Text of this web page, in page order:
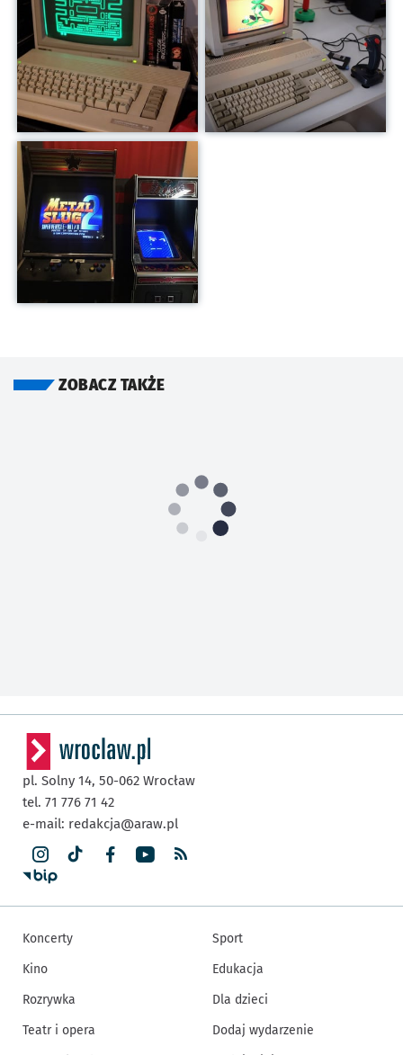
Kliknij, aby powiększyć
ZOBACZ TAKŻE
pl. Solny 14, 50-062 Wrocław
tel. 71 776 71 42
e-mail: redakcja@araw.pl
Koncerty
Kino
Rozrywka
Teatr i opera
Sport
Edukacja
Dla dzieci
Dodaj wydarzenie